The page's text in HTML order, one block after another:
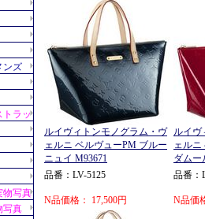
ルイヴィトンモノグラム・ヴ
ェルニ ベルヴューPM ブルー
ニュイ M93671
ルイヴ
ェル
ダムー
品番：LV-5125
N品価格： 17,500円
品番：
N品価